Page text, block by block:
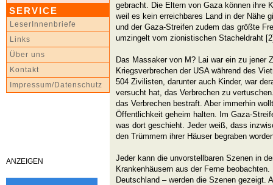
SERVICE
LeserInnenbriefe
Links
Über uns
Kontakt
Impressum/Datenschutz
ANZEIGEN
gebracht. Die Eltern von Gaza können ihre
weil es kein erreichbares Land in der Nähe
und der Gaza-Streifen zudem das größte
umzingelt vom zionistischen Stacheldraht
Das Massaker von M? Lai war ein zu jener
Kriegsverbrechen der USA während des
504 Zivilisten, darunter auch Kinder, war
versucht hat, das Verbrechen zu
das Verbrechen bestraft. Aber immerhin
Öffentlichkeit geheim halten. Im Gaza-
was dort geschieht. Jeder weiß, dass
den Trümmern ihrer Häuser begraben
Jeder kann die unvorstellbaren Szenen in
Krankenhäusern aus der Ferne
Deutschland – werden die Szenen gezeigt.